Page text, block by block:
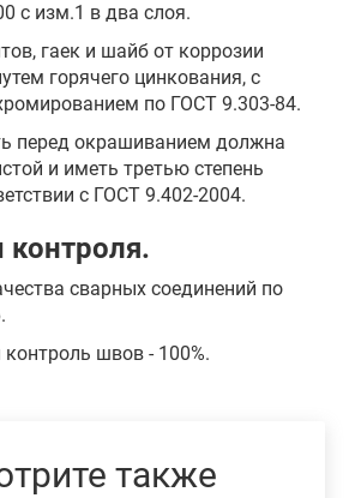
с изм.1 в два слоя.
гаек и шайб от коррозии
горячего цинкования, с
по ГОСТ 9.303-84.
перед окрашиванием должна
и иметь третью степень
с ГОСТ 9.402-2004.
сварных соединений по
швов - 100%.
также